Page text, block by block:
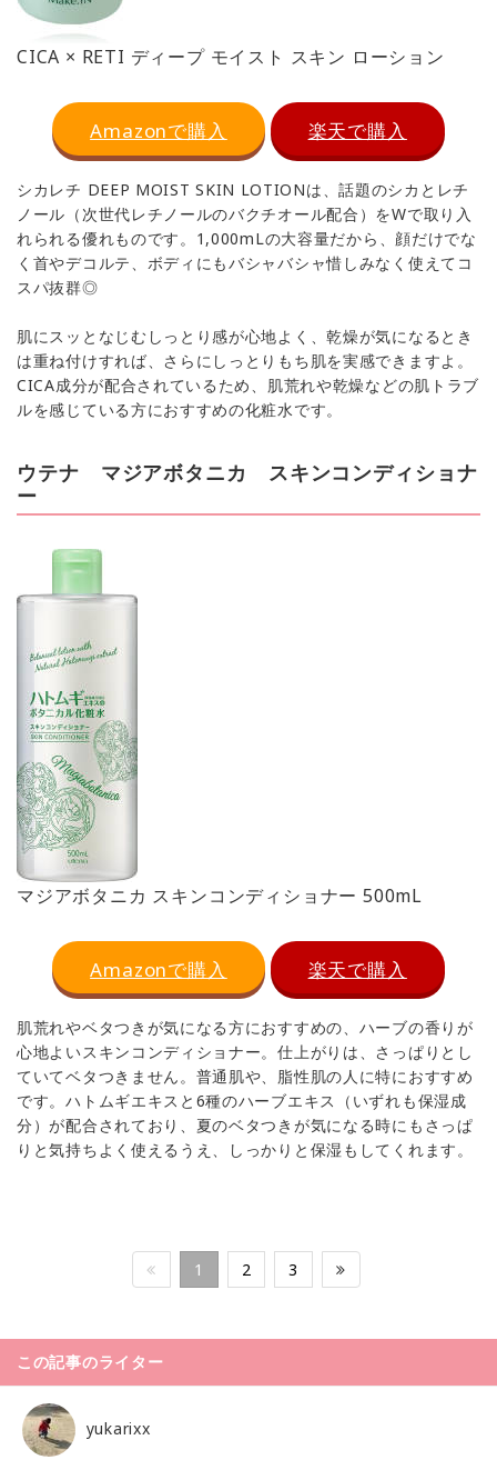
CICA × RETI ディープ モイスト スキン ローション
Amazonで購入 楽天で購入
シカレチ DEEP MOIST SKIN LOTIONは、話題のシカとレチ
ノール（次世代レチノールのバクチオール配合）をWで取り入
れられる優れものです。1,000mLの大容量だから、顔だけでな
く首やデコルテ、ボディにもバシャバシャ惜しみなく使えてコ
スパ抜群◎
肌にスッとなじむしっとり感が心地よく、乾燥が気になるとき
は重ね付けすれば、さらにしっとりもち肌を実感できますよ。
CICA成分が配合されているため、肌荒れや乾燥などの肌トラブ
ルを感じている方におすすめの化粧水です。
ウテナ マジアボタニカ スキンコンディショナ
ー
マジアボタニカ スキンコンディショナー 500mL
Amazonで購入 楽天で購入
肌荒れやベタつきが気になる方におすすめの、ハーブの香りが
心地よいスキンコンディショナー。仕上がりは、さっぱりとし
ていてベタつきません。普通肌や、脂性肌の人に特におすすめ
です。ハトムギエキスと6種のハーブエキス（いずれも保湿成
分）が配合されており、夏のベタつきが気になる時にもさっぱ
りと気持ちよく使えるうえ、しっかりと保湿もしてくれます。
1 2 3
この記事のライター
yukarixx